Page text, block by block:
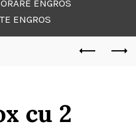
ENGROS
ENGROS
cu 2